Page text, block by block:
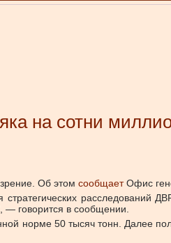
на сотни
Об этом сообщает Офис
расследований
— говорится в сообщении.
норме 50 тысяч тонн. Далее